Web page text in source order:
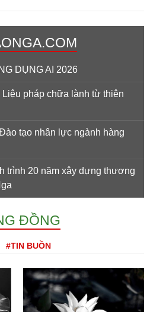
DỤNG AI 2026
pháp chữa lành từ thiên
tạo nhân lực ngành hàng
trình 20 năm xây dựng thương
ĐỒNG
#TIN BUỒN